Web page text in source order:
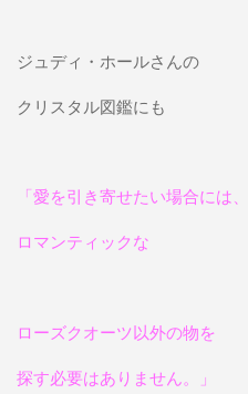
ジュディ・ホールさんの
クリスタル図鑑にも
「愛を引き寄せたい場合には、
ロマンティックな
ローズクオーツ以外の物を
探す必要はありません。」